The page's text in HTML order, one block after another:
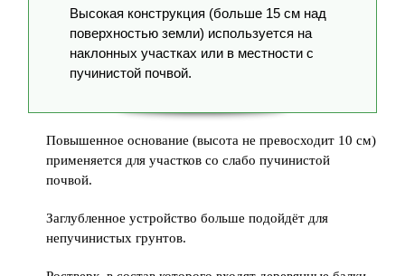
Высокая конструкция (больше 15 см над
поверхностью земли) используется на
наклонных участках или в местности с
пучинистой почвой.
Повышенное основание (высота не превосходит 10 см)
применяется для участков со слабо пучинистой
почвой.
Заглубленное устройство больше подойдёт для
непучинистых грунтов.